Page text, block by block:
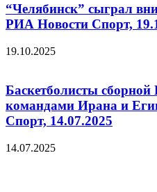
“Челябинск” сыграл
РИА Новости Спорт,
19.10.2025
Баскетболисты сборной
командами Ирана и
Спорт, 14.07.2025
14.07.2025